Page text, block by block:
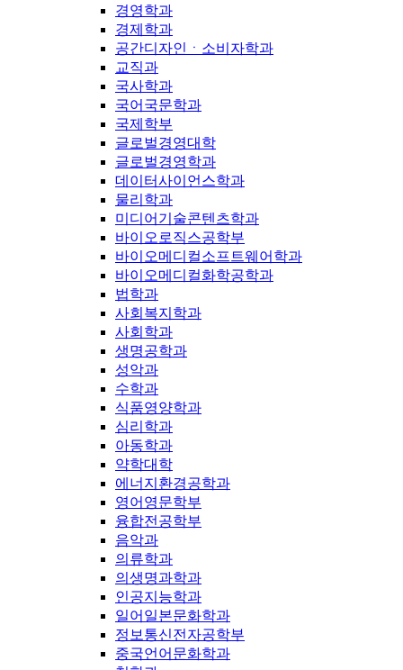
경영학과
경제학과
공간디자인ㆍ소비자학과
교직과
국사학과
국어국문학과
국제학부
글로벌경영대학
글로벌경영학과
데이터사이언스학과
물리학과
미디어기술콘텐츠학과
바이오로직스공학부
바이오메디컬소프트웨어학과
바이오메디컬화학공학과
법학과
사회복지학과
사회학과
생명공학과
성악과
수학과
식품영양학과
심리학과
아동학과
약학대학
에너지환경공학과
영어영문학부
융합전공학부
음악과
의류학과
의생명과학과
인공지능학과
일어일본문화학과
정보통신전자공학부
중국언어문화학과